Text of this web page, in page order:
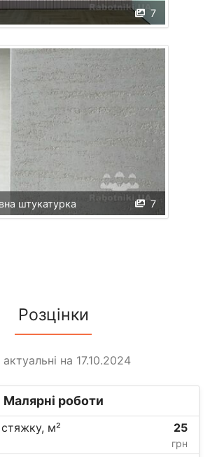
7
7
штукатурка
Розцінки
актуальні на 17.10.2024
Малярні роботи
стяжку, м² 25
грн